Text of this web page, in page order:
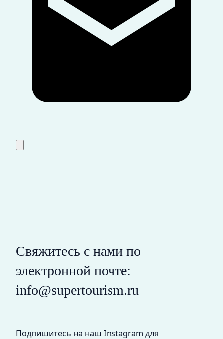
Свяжитесь с нами по
электронной почте:
info@supertourism.ru
Подпишитесь на наш Instagram для